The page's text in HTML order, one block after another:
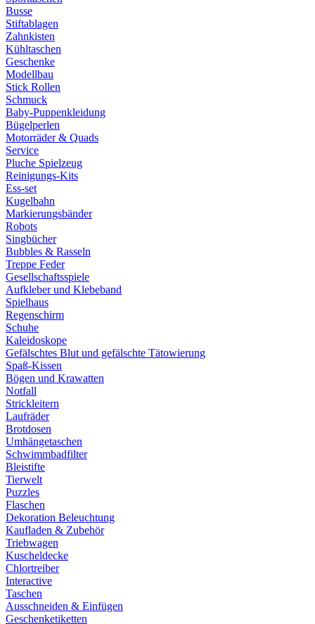
Busse
Stiftablagen
Zahnkisten
Kühltaschen
Geschenke
Modellbau
Stick Rollen
Schmuck
Baby-Puppenkleidung
Bügelperlen
Motorräder & Quads
Service
Pluche Spielzeug
Reinigungs-Kits
Ess-set
Kugelbahn
Markierungsbänder
Robots
Singbücher
Bubbles & Rasseln
Treppe Feder
Gesellschaftsspiele
Aufkleber und Klebeband
Spielhaus
Regenschirm
Schuhe
Kaleidoskope
Gefälschtes Blut und gefälschte Tätowierung
Spaß-Kissen
Bögen und Krawatten
Notfall
Strickleitern
Laufräder
Brotdosen
Umhängetaschen
Schwimmbadfilter
Bleistifte
Tierwelt
Puzzles
Flaschen
Dekoration Beleuchtung
Kaufladen & Zubehör
Triebwagen
Kuscheldecke
Chlortreiber
Interactive
Taschen
Ausschneiden & Einfügen
Geschenketiketten